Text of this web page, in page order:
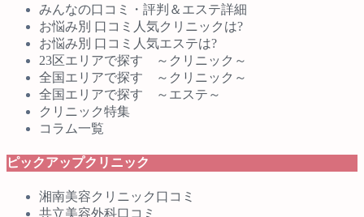
みんなの口コミ・評判＆エステ詳細
お悩み別 口コミ人気クリニックは?
お悩み別 口コミ人気エステは?
23区エリアで探す ～クリニック～
全国エリアで探す ～クリニック～
全国エリアで探す ～エステ～
クリニック特集
コラム一覧
ピックアップクリニック
湘南美容クリニック口コミ
共立美容外科口コミ